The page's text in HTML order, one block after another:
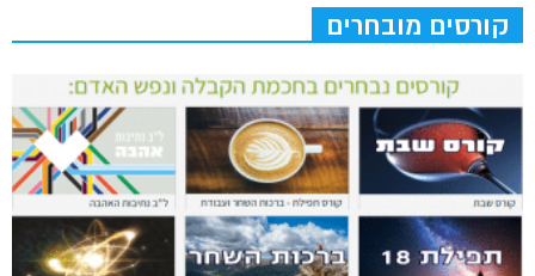
קורסים מובחרים